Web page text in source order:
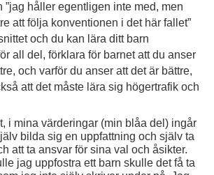
”jag håller egentligen inte med, men
att följa konventionen i det här fallet”
och du kan lära ditt barn
all del, förklara för barnet att du anser
och varför du anser att det är bättre,
att det måste lära sig högertrafik och
i mina värderingar (min blåa del) ingår
bilda sig en uppfattning och själv ta
att ta ansvar för sina val och åsikter.
jag uppfostra ett barn skulle det få ta